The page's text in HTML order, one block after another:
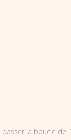
passer la boucle de